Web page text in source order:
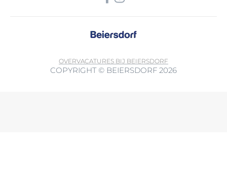
OVERVACATURES BIJ BEIERSDORF
COPYRIGHT © BEIERSDORF 2026